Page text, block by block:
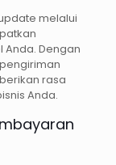
melalui
Dengan
rasa
Anda.